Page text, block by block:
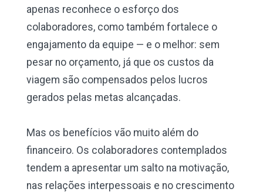
apenas reconhece o esforço dos
colaboradores, como também fortalece o
engajamento da equipe — e o melhor: sem
pesar no orçamento, já que os custos da
viagem são compensados pelos lucros
gerados pelas metas alcançadas.
Mas os benefícios vão muito além do
financeiro. Os colaboradores contemplados
tendem a apresentar um salto na motivação,
nas relações interpessoais e no crescimento